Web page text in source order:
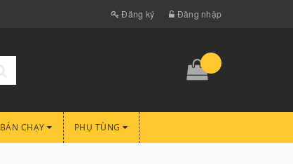
Đăng ký Đăng nhập
BÁN CHẠY PHỤ TÙNG